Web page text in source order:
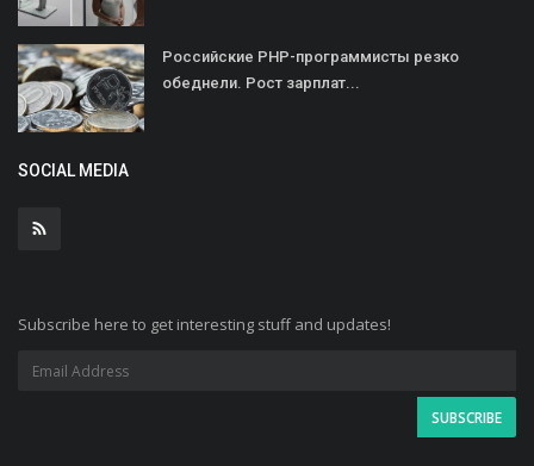
Российские PHP-программисты резко
обеднели. Рост зарплат...
SOCIAL MEDIA
Subscribe here to get interesting stuff and updates!